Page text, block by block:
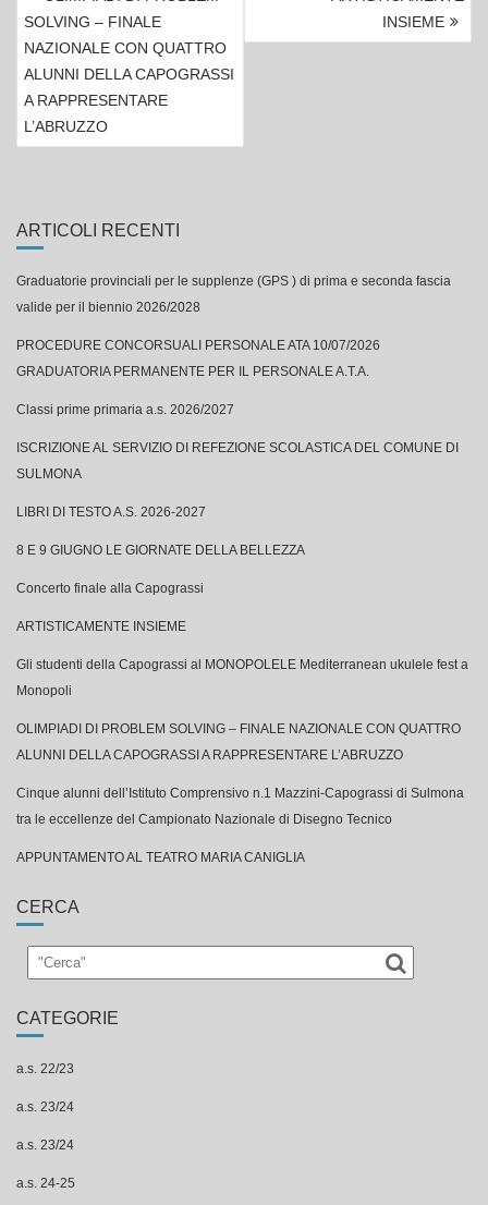
ARTICOLI
SOLVING – FINALE
NAZIONALE CON QUATTRO
ALUNNI DELLA CAPOGRASSI
A RAPPRESENTARE
L’ABRUZZO
INSIEME
ARTICOLI RECENTI
Graduatorie provinciali per le supplenze (GPS ) di prima e seconda fascia
valide per il biennio 2026/2028
PROCEDURE CONCORSUALI PERSONALE ATA 10/07/2026
GRADUATORIA PERMANENTE PER IL PERSONALE A.T.A.
Classi prime primaria a.s. 2026/2027
ISCRIZIONE AL SERVIZIO DI REFEZIONE SCOLASTICA DEL COMUNE DI
SULMONA
LIBRI DI TESTO A.S. 2026-2027
8 E 9 GIUGNO LE GIORNATE DELLA BELLEZZA
Concerto finale alla Capograssi
ARTISTICAMENTE INSIEME
Gli studenti della Capograssi al MONOPOLELE Mediterranean ukulele fest a
Monopoli
OLIMPIADI DI PROBLEM SOLVING – FINALE NAZIONALE CON QUATTRO
ALUNNI DELLA CAPOGRASSI A RAPPRESENTARE L’ABRUZZO
Cinque alunni dell’Istituto Comprensivo n.1 Mazzini-Capograssi di Sulmona
tra le eccellenze del Campionato Nazionale di Disegno Tecnico
APPUNTAMENTO AL TEATRO MARIA CANIGLIA
CERCA
CATEGORIE
a.s. 22/23
a.s. 23/24
a.s. 23/24
a.s. 24-25